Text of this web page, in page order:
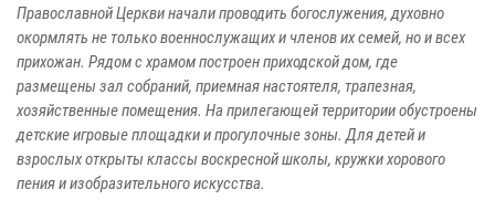
Православной Церкви начали проводить богослужения, духовно
окормлять не только военнослужащих и членов их семей, но и всех
прихожан. Рядом с храмом построен приходской дом, где
размещены зал собраний, приемная настоятеля, трапезная,
хозяйственные помещения. На прилегающей территории обустроены
детские игровые площадки и прогулочные зоны. Для детей и
взрослых открыты классы воскресной школы, кружки хорового
пения и изобразительного искусства.